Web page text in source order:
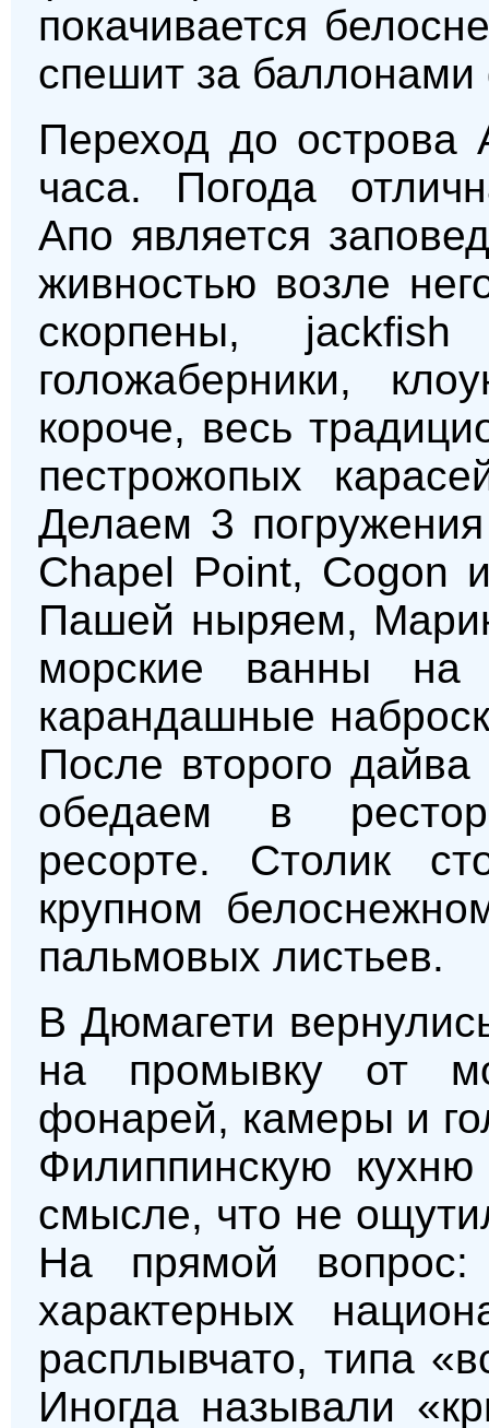
покачивается
спешит за
Переход до острова
часа. Погода
Апо является
живностью возле
скорпены,
голожаберники,
короче, весь
пестрожопых
Делаем 3
Chapel Point, Cogon
Пашей ныряем,
морские ванны
карандашные
После второго
обедаем в
ресорте. Столик
крупном
пальмовых листьев.
В Дюмагети
на промывку от
фонарей, камеры и
Филиппинскую
смысле, что не
На прямой
характерных
расплывчато, типа
Иногда называли